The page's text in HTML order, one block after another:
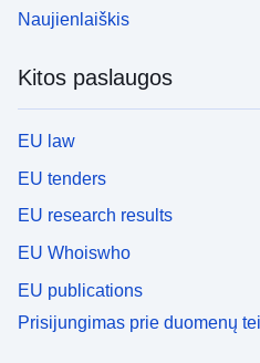
Naujienlaiškis
Kitos paslaugos
EU law
EU tenders
EU research results
EU Whoiswho
EU publications
Prisijungimas prie duomenų